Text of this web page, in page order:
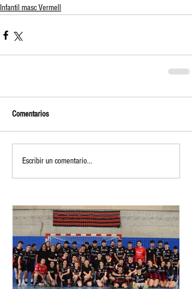
Infantil masc Vermell
Comentarios
Escribir un comentario...